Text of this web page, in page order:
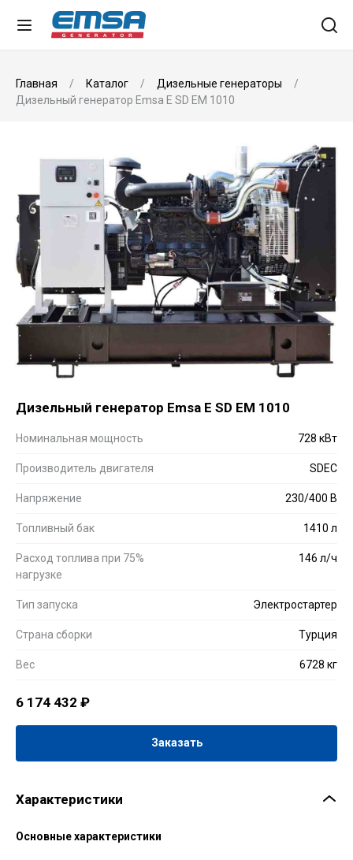
Главная Каталог
Дизельные генераторы
Дизельный генератор Emsa E SD EM 1010
Дизельный генератор Emsa E SD EM 1010
Номинальная мощность 728 кВт
Производитель двигателя SDEC
Напряжение 230/400 В
Топливный бак 1410 л
Расход топлива при 75%
нагрузке
146 л/ч
Тип запуска Электростартер
Страна сборки Турция
Вес 6728 кг
6 174 432 ₽
Заказать
Характеристики
Основные характеристики